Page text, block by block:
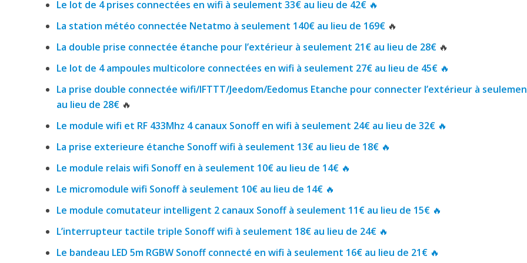
Le lot de 4 prises connectées en wifi à seulement 33€ au lieu de 42€ 🔥
La station météo connectée Netatmo à seulement 140€ au lieu de 169€ 🔥
La double prise connectée étanche pour l’extérieur à seulement 21€ au lieu de 28€ 🔥
Le lot de 4 ampoules multicolore connectées en wifi à seulement 27€ au lieu de 45€ 🔥
La prise double connectée wifi/IFTTT/Jeedom/Eedomus Etanche pour connecter l’extérieur à
au lieu de 28€🔥
Le module wifi et RF 433Mhz 4 canaux Sonoff en wifi à seulement 24€ au lieu de 32€ 🔥
La prise exterieure étanche Sonoff wifi à seulement 13€ au lieu de 18€ 🔥
Le module relais wifi Sonoff en à seulement 10€ au lieu de 14€ 🔥
Le micromodule wifi Sonoff à seulement 10€ au lieu de 14€ 🔥
Le module comutateur intelligent 2 canaux Sonoff à seulement 11€ au lieu de 15€ 🔥
L’interrupteur tactile triple Sonoff wifi à seulement 18€ au lieu de 24€ 🔥
Le bandeau LED 5m RGBW Sonoff connecté en wifi à seulement 16€ au lieu de 21€ 🔥